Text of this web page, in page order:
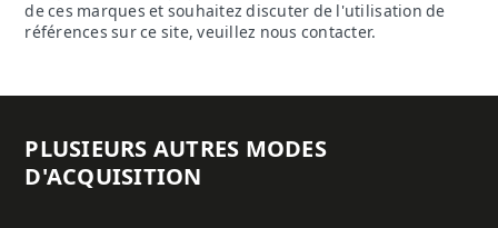
de ces marques et souhaitez discuter de l'utilisation de
références sur ce site, veuillez nous contacter.
PLUSIEURS AUTRES MODES
D'ACQUISITION